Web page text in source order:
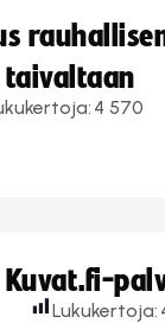
4 570
Lukukertoja: